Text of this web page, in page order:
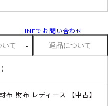
LINEでお問い合わせ
て 返品について
布 財布 レディース 【中古】